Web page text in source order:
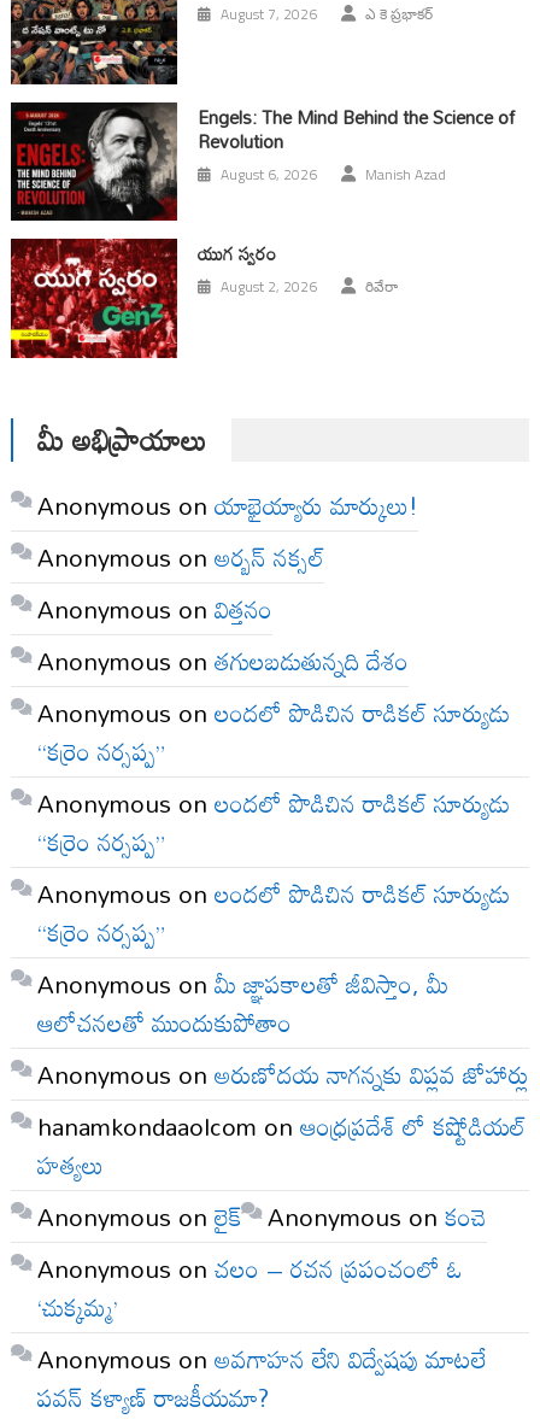
August 7, 2026 ఎ కె ప్రభాకర్
Engels: The Mind Behind the Science of
Revolution
August 6, 2026 Manish Azad
యుగ స్వ‌రం
August 2, 2026 రివేరా
మీ అభిప్రాయాలు
Anonymous onయాభైయ్యారు మార్కులు!
Anonymous onఅర్బన్ నక్సల్
Anonymous onవిత్తనం
Anonymous onతగులబడుతున్నది దేశం
Anonymous onలందలో పొడిచిన రాడికల్ సూర్యుడు
“కర్రెం నర్సప్ప”
Anonymous onలందలో పొడిచిన రాడికల్ సూర్యుడు
“కర్రెం నర్సప్ప”
Anonymous onలందలో పొడిచిన రాడికల్ సూర్యుడు
“కర్రెం నర్సప్ప”
Anonymous onమీ జ్ఞాపకాలతో జీవిస్తాం, మీ
ఆలోచనలతో ముందుకుపోతాం
Anonymous onఅరుణోదయ నాగన్నకు విప్లవ జోహార్లు
hanamkondaaolcom onఆంధ్రప్రదేశ్ లో కష్టోడియల్
హత్యలు
Anonymous onలైక్ Anonymous onకంచె
Anonymous onచలం – రచన ప్రపంచంలో ఓ
‘చుక్కమ్మ’
Anonymous onఅవగాహన లేని విద్వేషపు మాటలే
పవన్ కళ్యాణ్ రాజకీయమా?